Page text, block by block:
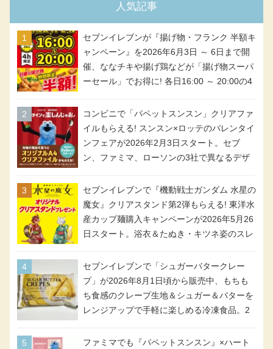
人気記事
セブンイレブンが『揚げ物・フランク 半額キ
ャンペーン』を2026年6月3日 ～ 6日まで開
催、ななチキや揚げ鶏などが「揚げ物スーパ
ーセール」でお得に! 各日16:00 ～ 20:00の4
アメリカンドッグが税抜き69円!
コンビニで「パペットスンスン」クリアファ
イルもらえる! スンスン×ロッテのバレンタイ
ンフェアが2026年2月3日スタート。セブ
ン、ファミマ、ローソンの3社で異なるデザ
セブンイレブンで『機動戦士ガンダム 水星の
魔女』クリアスタンド第2弾もらえる! 東洋水
産カップ麺購入キャンペーンが2026年5月26
日スタート。浴衣＆たぬき・キツネ姿のスレ
号・5号) / シャディクが全6種のクリアスタ
ンドになって登場!
セブンイレブンで「シュガーバタークレー
プ」が2026年8月1日頃から販売中、もちも
ち食感のクレープ生地＆シュガー＆バターを
レンジアップで手軽に楽しめる冷凍食品。2
ファミマでも『パペットスンスン』×ハート